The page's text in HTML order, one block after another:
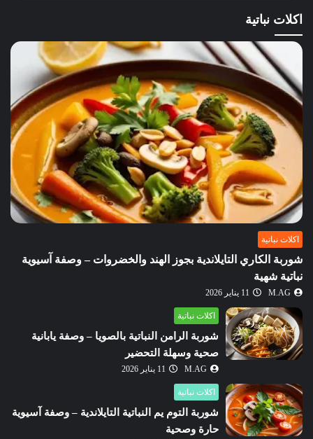
اكلات نباتية
اكلات نباتية
شوربة الكاري التايلاندية بجوز الهند والخضروات – وصفة آسيوية
نباتية شهية
M.AG 11 يناير 2026
اكلات نباتية
شوربة الرامن النباتية بالصويا – وصفة يابانية
صحية وسهلة التحضير
M.AG 11 يناير 2026
اكلات نباتية
شوربة التوم يم النباتية التايلاندية – وصفة آسيوية
حارة وصحية